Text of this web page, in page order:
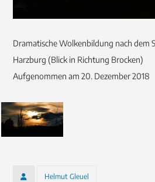
Dramatische Wolkenbildung nach dem
Harzburg (Blick in Richtung Brocken)
Aufgenommen am 20. Dezember 2018
Helmut Gleuel